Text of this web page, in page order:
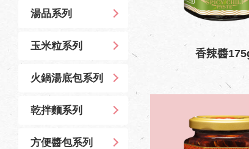
湯品系列
玉米粒系列
火鍋湯底包系列
乾拌麵系列
方便醬包系列
香辣醬